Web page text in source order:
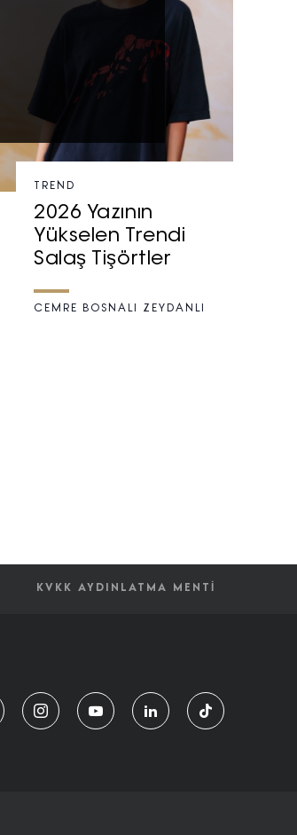
TREND
2026 Yazının
Yükselen Trendi
Salaş Tişörtler
CEMRE BOSNALI ZEYDANLI
KVKK AYDINLATMA MENTI